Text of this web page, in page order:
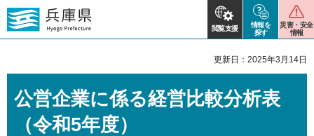
閲覧支援
情報を
探す
災害・安全
情報
更新日：2025年3月14日
公営企業に係る経営比較分析表
（令和5年度）